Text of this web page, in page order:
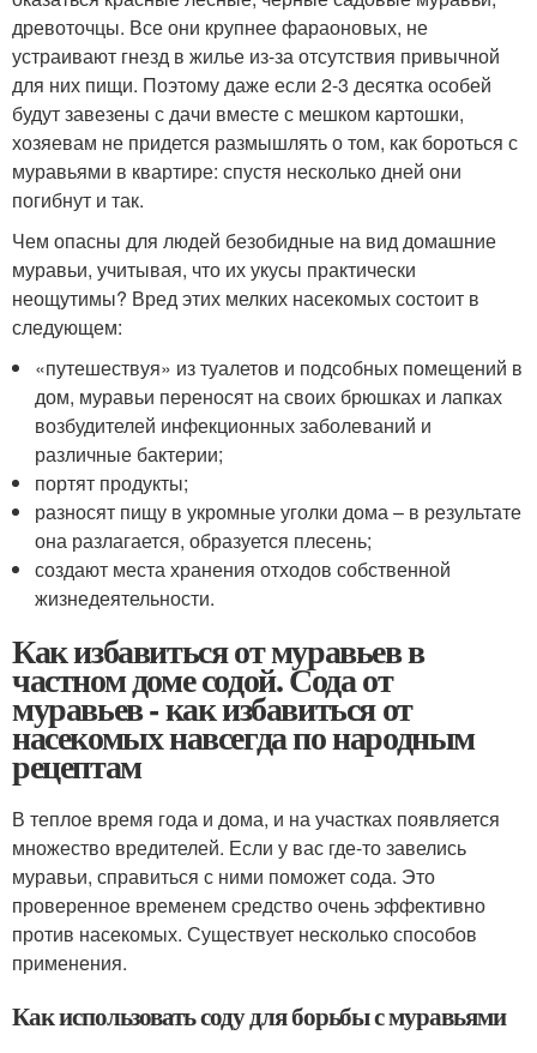
древоточцы. Все они крупнее фараоновых, не
устраивают гнезд в жилье из-за отсутствия привычной
для них пищи. Поэтому даже если 2-3 десятка особей
будут завезены с дачи вместе с мешком картошки,
хозяевам не придется размышлять о том, как бороться с
муравьями в квартире: спустя несколько дней они
погибнут и так.
Чем опасны для людей безобидные на вид домашние
муравьи, учитывая, что их укусы практически
неощутимы? Вред этих мелких насекомых состоит в
следующем:
«путешествуя» из туалетов и подсобных помещений в
дом, муравьи переносят на своих брюшках и лапках
возбудителей инфекционных заболеваний и
различные бактерии;
портят продукты;
разносят пищу в укромные уголки дома – в результате
она разлагается, образуется плесень;
создают места хранения отходов собственной
жизнедеятельности.
Как избавиться от муравьев в
частном доме содой. Сода от
муравьев - как избавиться от
насекомых навсегда по народным
рецептам
В теплое время года и дома, и на участках появляется
множество вредителей. Если у вас где-то завелись
муравьи, справиться с ними поможет сода. Это
проверенное временем средство очень эффективно
против насекомых. Существует несколько способов
применения.
Как использовать соду для борьбы с муравьями